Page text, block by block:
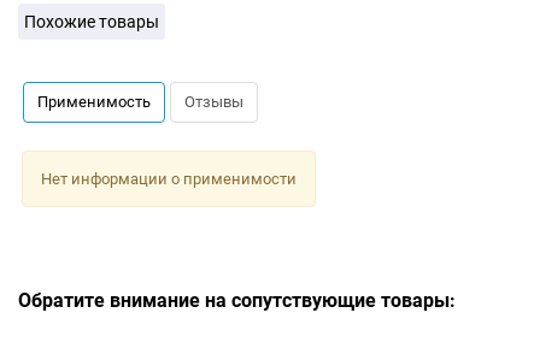
Похожие товары
Применимость Отзывы
Нет информации о применимости
Обратите внимание на сопутствующие товары: